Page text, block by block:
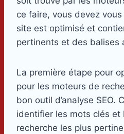
ce faire, vous devez
site est optimisé et
pertinents et des balises
La première étape pour
pour les moteurs de
bon outil d’analyse SEO.
identifier les mots clés et
recherche les plus